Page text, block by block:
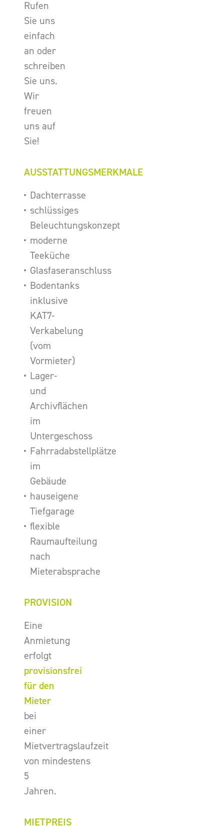
Rufen
Sie uns
einfach
an oder
schreiben
Sie uns.
Wir
freuen
uns auf
Sie!
AUSSTATTUNGSMERKMALE
Dachterrasse
schlüssiges
Beleuchtungskonzept
moderne
Teeküche
Glasfaseranschluss
Bodentanks
inklusive
KAT7-
Verkabelung
(vom
Vormieter)
Lager-
und
Archivflächen
im
Untergeschoss
Fahrradabstellplätze
im
Gebäude
hauseigene
Tiefgarage
flexible
Raumaufteilung
nach
Mieterabsprache
PROVISION
Eine
Anmietung
erfolgt
provisionsfrei
für den
Mieter
bei
einer
Mietvertragslaufzeit
von mindestens
5
Jahren.
MIETPREIS